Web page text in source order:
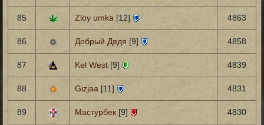
85 Zloy umka [12] 4863
86 Добрый Дядя [9] 4858
87 Kel West [9] 4839
88 Gizjaa [11] 4831
89 Мастурбек [9] 4830